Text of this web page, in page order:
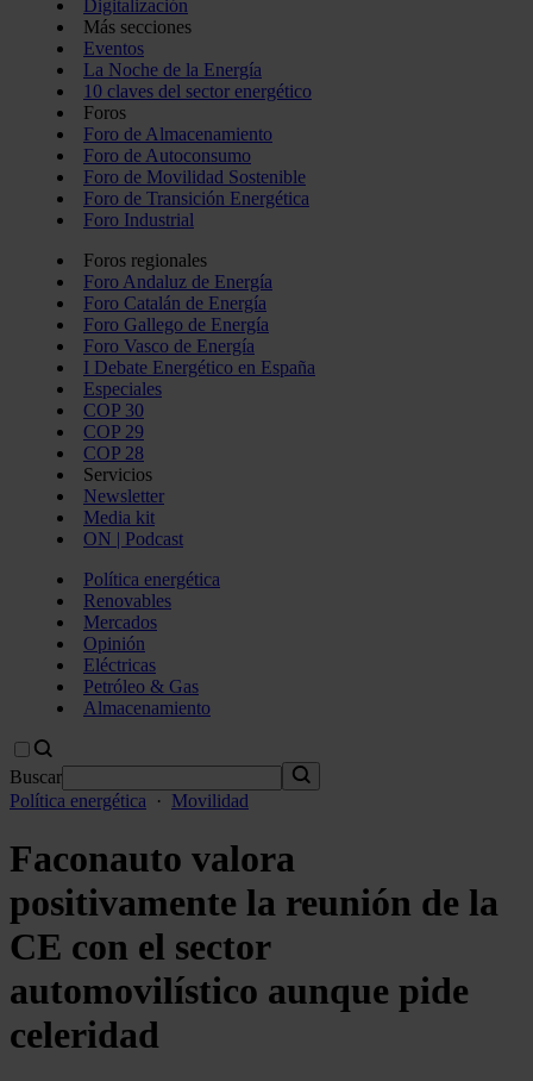
Digitalización
Más secciones
Eventos
La Noche de la Energía
10 claves del sector energético
Foros
Foro de Almacenamiento
Foro de Autoconsumo
Foro de Movilidad Sostenible
Foro de Transición Energética
Foro Industrial
Foros regionales
Foro Andaluz de Energía
Foro Catalán de Energía
Foro Gallego de Energía
Foro Vasco de Energía
I Debate Energético en España
Especiales
COP 30
COP 29
COP 28
Servicios
Newsletter
Media kit
ON | Podcast
Política energética
Renovables
Mercados
Opinión
Eléctricas
Petróleo & Gas
Almacenamiento
Buscar
Política energética
· Movilidad
Faconauto valora
positivamente la reunión de la
CE con el sector
automovilístico aunque pide
celeridad